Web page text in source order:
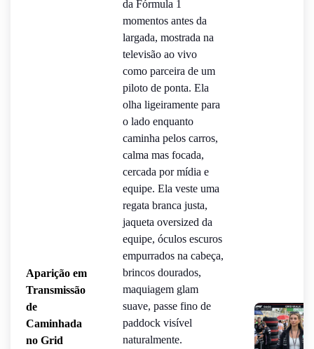
Aparição em
Transmissão
de
Caminhada
no Grid
da Fórmula 1
momentos antes da
largada, mostrada na
televisão ao vivo
como parceira de um
piloto de ponta. Ela
olha ligeiramente para
o lado enquanto
caminha pelos carros,
calma mas focada,
cercada por mídia e
equipe. Ela veste uma
regata branca justa,
jaqueta oversized da
equipe, óculos escuros
empurrados na cabeça,
brincos dourados,
maquiagem glam
suave, passe fino de
paddock visível
naturalmente.